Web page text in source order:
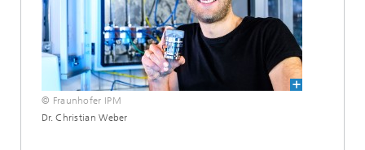
© Fraunhofer IPM
Dr. Christian Weber